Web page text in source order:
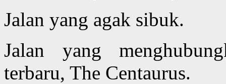
Jalan yang agak sibuk.
Jalan yang
terbaru, The Centaurus.